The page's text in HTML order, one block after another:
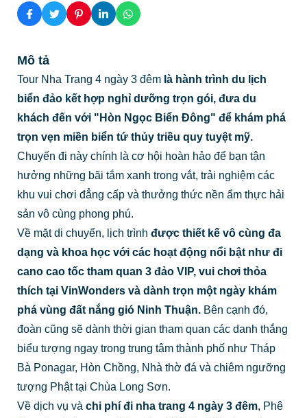
Mô tả
Tour Nha Trang 4 ngày 3 đêmlà hành trình du lịch
biển đảo kết hợp nghỉ dưỡng trọn gói, đưa du
khách đến với "Hòn Ngọc Biển Đông" để khám phá
trọn vẹn miền biển tứ thủy triều quy tuyệt mỹ.
Chuyến đi này chính là cơ hội hoàn hảo để bạn tận
hưởng những bãi tắm xanh trong vắt, trải nghiệm các
khu vui chơi đẳng cấp và thưởng thức nền ẩm thực hải
sản vô cùng phong phú.
Về mặt di chuyển, lịch trình được thiết kế vô cùng đa
dạng và khoa học với các hoạt động nổi bật như đi
cano cao tốc tham quan 3 đảo VIP, vui chơi thỏa
thích tại VinWonders và dành trọn một ngày khám
phá vùng đất nắng gió Ninh Thuận.Bên cạnh đó,
đoàn cũng sẽ dành thời gian tham quan các danh thắng
biểu tượng ngay trong trung tâm thành phố như Tháp
Bà Ponagar, Hòn Chồng, Nhà thờ đá và chiêm ngưỡng
tượng Phật tại Chùa Long Sơn.
Về dịch vụ và chi phí đi nha trang 4 ngày 3 đêm, Phê